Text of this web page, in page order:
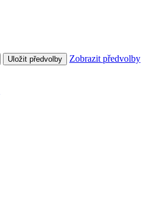
Uložit předvolby Zobrazit předvolby